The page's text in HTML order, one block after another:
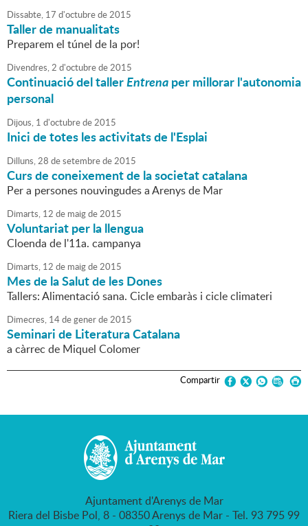
Dissabte, 17 d'octubrede2015
Taller de manualitats
Preparem el túnel de la por!
Divendres,2 d'octubrede2015
Continuació del tallerEntrenaper millorar l'autonomia
personal
Dijous, 1 d'octubrede2015
Inici de totes les activitats de l'Esplai
Dilluns,28 desetembrede2015
Curs de coneixement de la societat catalana
Per a persones nouvingudes a Arenys de Mar
Dimarts, 12 de maigde2015
Voluntariat per la llengua
Cloenda de l'11a. campanya
Dimarts, 12 de maigde2015
Mes de la Salut de les Dones
Tallers: Alimentació sana. Cicle embaràs i cicle climateri
Dimecres, 14degenerde2015
Seminari de Literatura Catalana
a càrrec de Miquel Colomer
Compartir
Ajuntament d'Arenys de Mar
Riera del Bisbe Pol, 8 - 08350 Arenys de Mar - Tel. 93 795 99